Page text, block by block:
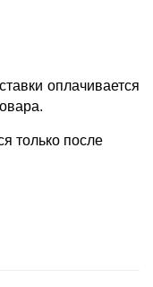
оплачивается
только после